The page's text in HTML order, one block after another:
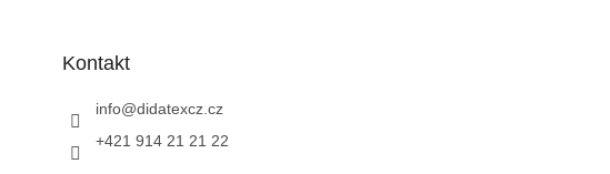
Kontakt
info@didatexcz.cz
+421 914 21 21 22